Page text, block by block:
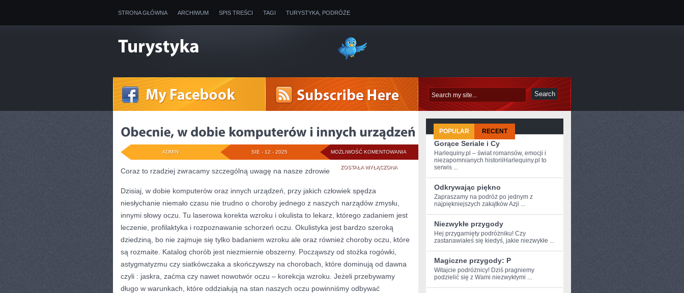
STRONA GŁÓWNA ARCHIWUM SPIS TREŚCI TAGI TURYSTYKA, PODRÓŻE
MOŻLIWOŚĆ KOMENTOWANIA OBECNIE,
DOBIE
KOMPUTERÓW
I
INNYCH
URZĄDZEŃ
ZOSTAŁA WYŁĄCZONA
SIE - 12 - 2025
ADMIN
Coraz to rzadziej zwracamy szczególną uwagę na nasze zdrowie
Dzisiaj, w dobie komputerów oraz innych urządzeń, przy jakich człowiek spędza
niesłychanie niemało czasu nie trudno o choroby jednego z naszych narządów zmysłu,
innymi słowy oczu. Tu laserowa korekta wzroku i okulista to lekarz, którego zadaniem jest
leczenie, profilaktyka i rozpoznawanie schorzeń oczu. Okulistyka jest bardzo szeroką
dziedziną, bo nie zajmuje się tylko badaniem wzroku ale oraz również choroby oczu, które
są rozmaite. Katalog chorób jest niezmiernie obszerny. Począwszy od stożka rogówki,
astygmatyzmu czy siatkówczaka a skończywszy na chorobach, które dominują od dawna
czyli : jaskra, zaćma czy nawet nowotwór oczu – korekcja wzroku. Jeżeli przebywamy
długo w warunkach, które oddziałują na stan naszych oczu powinniśmy odbywać
POPULAR RECENT
Gorące Seriale i Cy
Harlequiny.pl – świat romansów, emocji i
niezapomnianych historiiHarlequiny.pl to
serwis ...
Odkrywając piękno
Zapraszamy⁣ na podróż po⁤ jednym z
najpiękniejszych‍ zakątków Azji ...
Niezwykłe przygody
Hej​ przygarnięty podróżniku! Czy
zastanawiałeś‌ się kiedyś, jakie niezwykłe ...
Magiczne przygody: P
Witajcie podróżnicy! Dziś pragniemy
podzielić się z Wami niezwykłymi ...